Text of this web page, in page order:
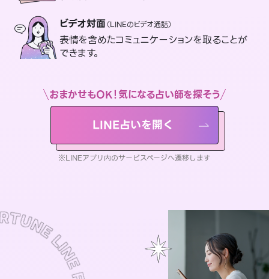
ビデオ対面（LINEのビデオ通話）
表情を含めたコミュニケーションを取ることが
できます。
おまかせもOK！気になる占い師を探そう
LINE占いを開く
※LINEアプリ内のサービスページへ遷移します